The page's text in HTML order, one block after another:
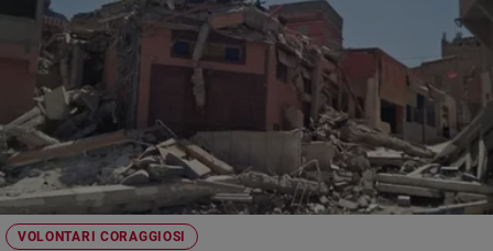
VOLONTARI CORAGGIOSI